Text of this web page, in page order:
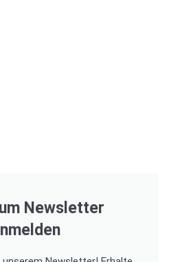
Newsletter